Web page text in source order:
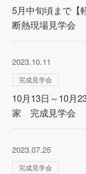
5月中旬頃まで【
断熱現場見学会
2023.10.11
完成見学会
10月13日～10月
家 完成見学会
2023.07.25
完成見学会